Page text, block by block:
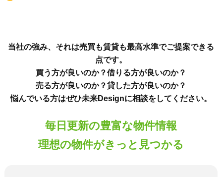
当社の強み、それは売買も賃貸も最高水準でご提案できる
点です。
買う方が良いのか？借りる方が良いのか？
売る方が良いのか？貸した方が良いのか？
悩んでいる方はぜひ未来Designに相談をしてください。
毎日更新の豊富な物件情報
理想の物件がきっと見つかる